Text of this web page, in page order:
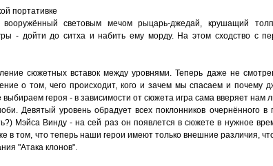
портативке
световым мечом рыцарь-джедай, крушащий
- дойти до ситха и набить ему морду. На этом сходство с
сюжетных вставок между уровнями. Теперь даже не
о том, чего происходит, кого и зачем мы спасаем и почему
героя - в зависимости от сюжета игра сама вверяет нам
Девятый уровень обрадует всех поклонников очернённого в
Мэйса Винду - на сей раз он появлется в сюжете в нужное
в том, что теперь наши герои имеют только внешние различия,
"Атака клонов".